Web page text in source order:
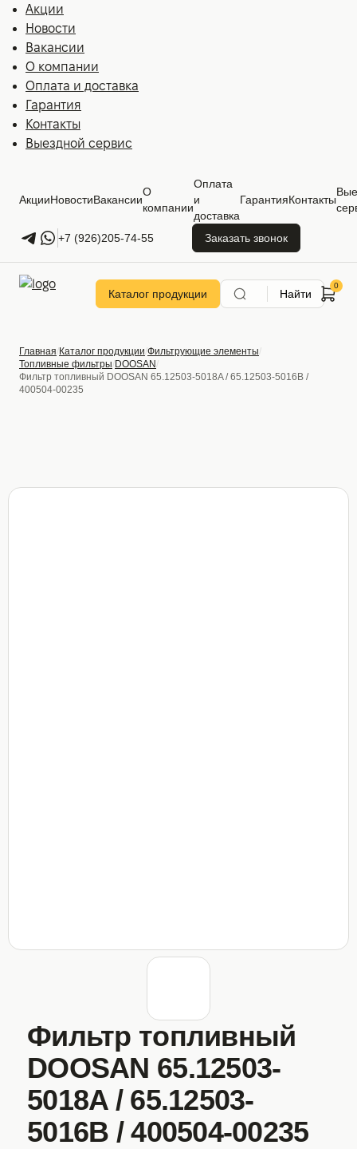
Акции
Новости
Вакансии
О компании
Оплата и доставка
Гарантия
Контакты
Выездной сервис
АкцииНовостиВакансии
О
компании
Оплата
и
доставка
ГарантияКонтакты
+7 (926)205-74-55 Заказать звонок
Каталог продукции Найти
Главная Каталог продукции Фильтрующие элементы
Топливные фильтры DOOSAN
Фильтр топливный DOOSAN 65.12503-5018A / 65.12503-5016B /
400504-00235
Фильтр топливный
DOOSAN 65.12503-
5018A / 65.12503-
5016B / 400504-00235